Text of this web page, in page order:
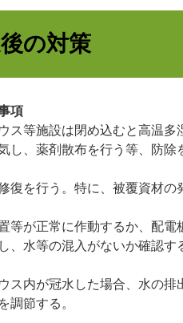
の対策
項
ス等施設は閉め込むと高温
し、薬剤散布を行う等、防除
復を行う。特に、被覆資材の
等が正常に作動するか、配
、水等の混入がないか確認す
ス内が冠水した場合、水の
調節する。